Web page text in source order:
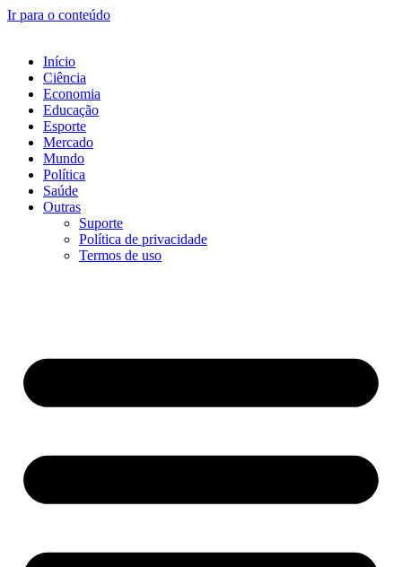
Ir para o conteúdo
Início
Ciência
Economia
Educação
Esporte
Mercado
Mundo
Política
Saúde
Outras
Suporte
Política de privacidade
Termos de uso